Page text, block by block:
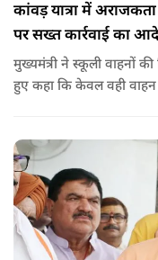
कांवड़ यात्रा में अराजकता
पर सख्त कार्रवाई का
मुख्यमंत्री ने स्कूली वाहनों
हुए कहा कि केवल वही वाहन
ताकि विद्यार्थियों और आम